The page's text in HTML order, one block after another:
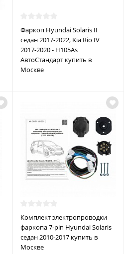
Фаркоп Hyundai Solaris II
седан 2017-2022, Kia Rio IV
2017-2020 - H105As
АвтоСтандарт купить в
Москве
Комплект электропроводки
фаркопа 7-pin Hyundai Solaris
седан 2010-2017 купить в
Москве